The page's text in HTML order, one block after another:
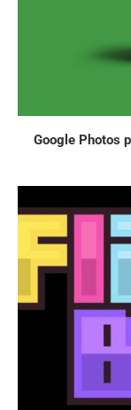
Google Photos